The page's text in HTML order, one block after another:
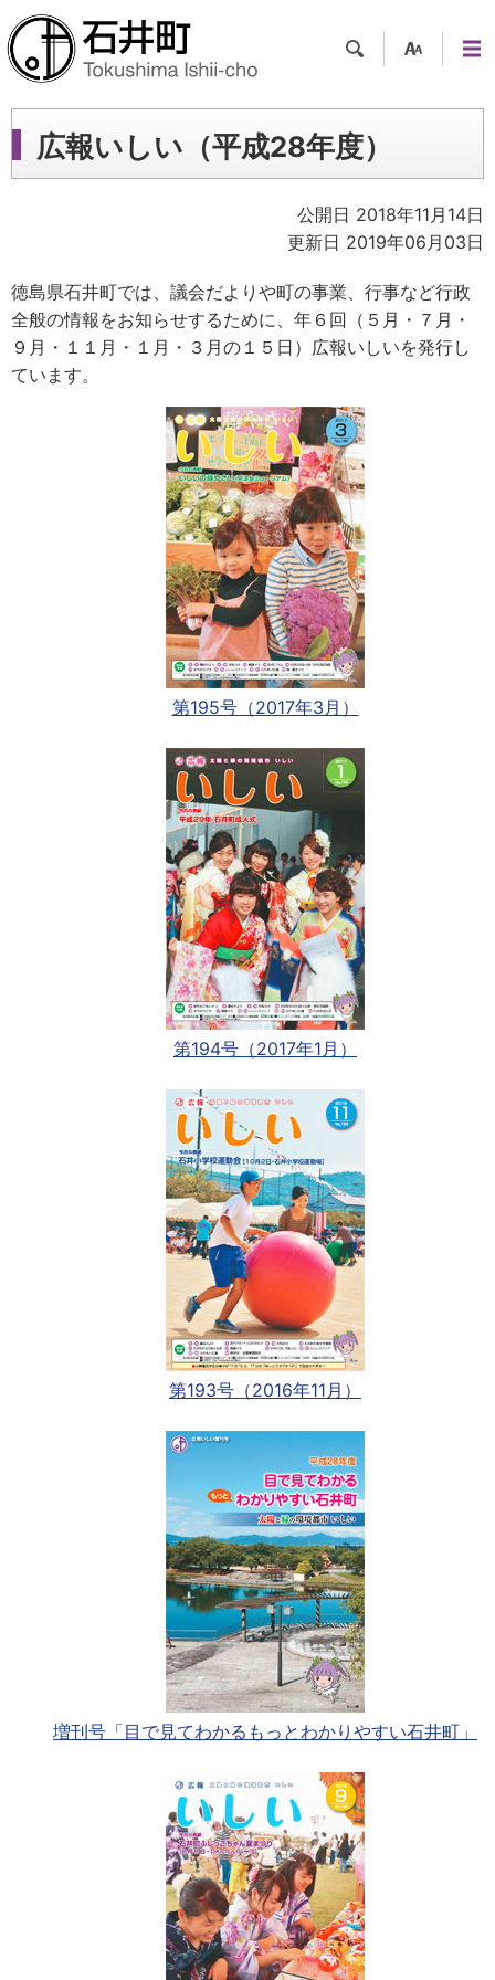
ツー
ュー
広報いしい（平成28年度）
公開日 2018年11月14日
更新日 2019年06月03日
徳島県石井町では、議会だよりや町の事業、行事など行政
全般の情報をお知らせするために、年６回（５月・７月・
９月・１１月・１月・３月の１５日）広報いしいを発行し
ています。
第195号（2017年3月）
第194号（2017年1月）
第193号（2016年11月）
増刊号「目で見てわかるもっとわかりやすい石井町」